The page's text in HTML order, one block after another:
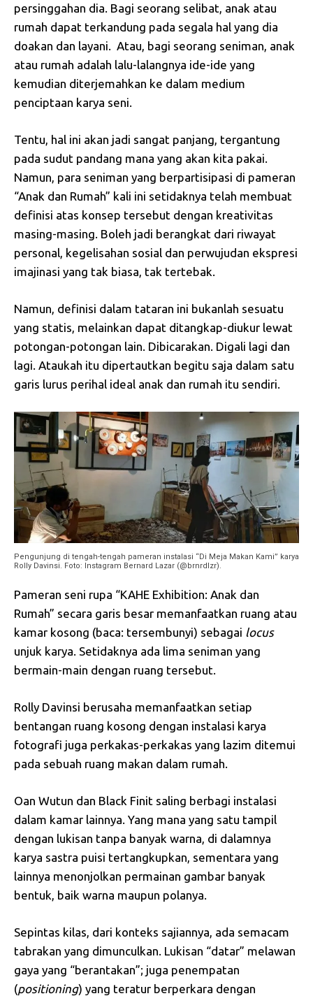
persinggahan dia. Bagi seorang selibat, anak atau
rumah dapat terkandung pada segala hal yang dia
doakan dan layani. Atau, bagi seorang seniman, anak
atau rumah adalah lalu-lalangnya ide-ide yang
kemudian diterjemahkan ke dalam medium
penciptaan karya seni.
Tentu, hal ini akan jadi sangat panjang, tergantung
pada sudut pandang mana yang akan kita pakai.
Namun, para seniman yang berpartisipasi di pameran
“Anak dan Rumah” kali ini setidaknya telah membuat
definisi atas konsep tersebut dengan kreativitas
masing-masing. Boleh jadi berangkat dari riwayat
personal, kegelisahan sosial dan perwujudan ekspresi
imajinasi yang tak biasa, tak tertebak.
Namun, definisi dalam tataran ini bukanlah sesuatu
yang statis, melainkan dapat ditangkap-diukur lewat
potongan-potongan lain. Dibicarakan. Digali lagi dan
lagi. Ataukah itu dipertautkan begitu saja dalam satu
garis lurus perihal ideal anak dan rumah itu sendiri.
Pengunjung di tengah-tengah pameran instalasi “Di Meja Makan Kami” karya
Rolly Davinsi. Foto: Instagram Bernard Lazar (@brnrdlzr).
Pameran seni rupa “KAHE Exhibition: Anak dan
Rumah” secara garis besar memanfaatkan ruang atau
kamar kosong (baca: tersembunyi) sebagai locus
unjuk karya. Setidaknya ada lima seniman yang
bermain-main dengan ruang tersebut.
Rolly Davinsi berusaha memanfaatkan setiap
bentangan ruang kosong dengan instalasi karya
fotografi juga perkakas-perkakas yang lazim ditemui
pada sebuah ruang makan dalam rumah.
Oan Wutun dan Black Finit saling berbagi instalasi
dalam kamar lainnya. Yang mana yang satu tampil
dengan lukisan tanpa banyak warna, di dalamnya
karya sastra puisi tertangkupkan, sementara yang
lainnya menonjolkan permainan gambar banyak
bentuk, baik warna maupun polanya.
Sepintas kilas, dari konteks sajiannya, ada semacam
tabrakan yang dimunculkan. Lukisan “datar” melawan
gaya yang “berantakan”; juga penempatan
(positioning) yang teratur berperkara dengan